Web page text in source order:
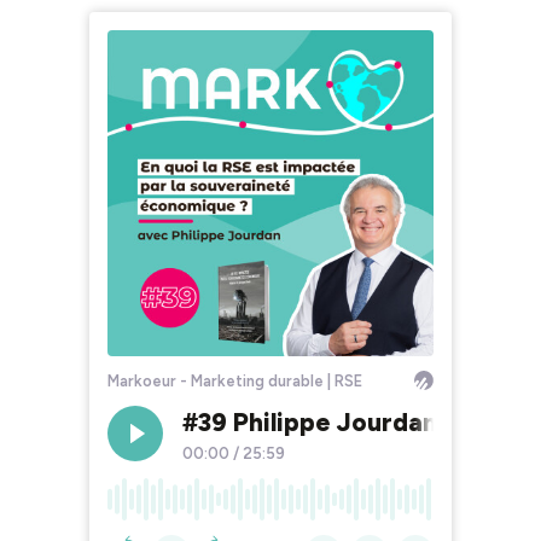
Markoeur - Marketing durable | RSE
#39 Philippe Jourdan : En
00:00 / 25:59